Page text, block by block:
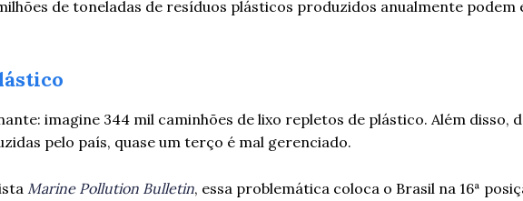
de toneladas de resíduos plásticos produzidos anualmente podem
imagine 344 mil caminhões de lixo repletos de plástico. Além disso,
pelo país, quase um terço é mal gerenciado.
Marine Pollution Bulletin, essa problemática coloca o Brasil na 16ª